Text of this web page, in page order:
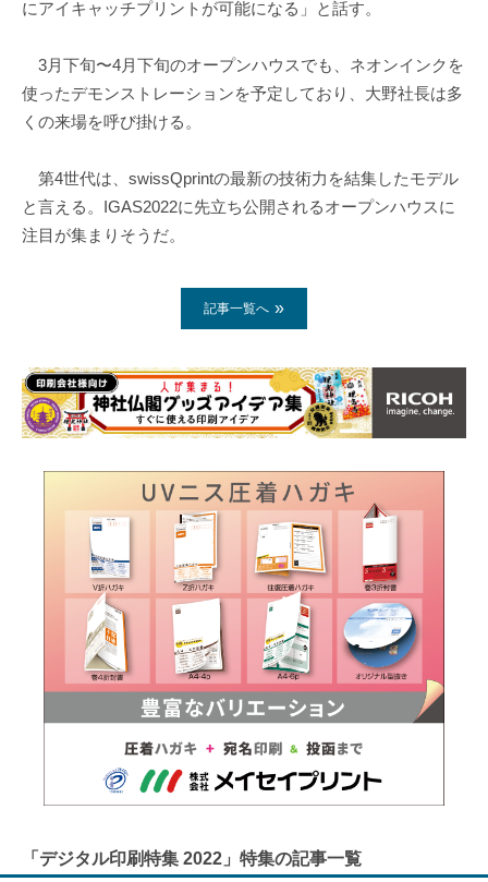
にアイキャッチプリントが可能になる」と話す。
3月下旬〜4月下旬のオープンハウスでも、ネオンインクを
使ったデモンストレーションを予定しており、大野社長は多
くの来場を呼び掛ける。
第4世代は、swissQprintの最新の技術力を結集したモデル
と言える。IGAS2022に先立ち公開されるオープンハウスに
注目が集まりそうだ。
記事一覧へ
「デジタル印刷特集 2022」特集の記事一覧